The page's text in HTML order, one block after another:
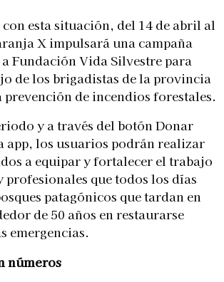
esta situación, del 14 de abril al
X impulsará una campaña
Fundación Vida Silvestre para
de los brigadistas de la provincia
prevención de incendios forestales.
y a través del botón Donar
app, los usuarios podrán realizar
a equipar y fortalecer el trabajo
profesionales que todos los días
patagónicos que tardan en
de 50 años en restaurarse
emergencias.
números